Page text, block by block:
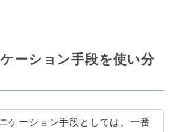
ーション手段を使い分
ケーション手段としては、一番